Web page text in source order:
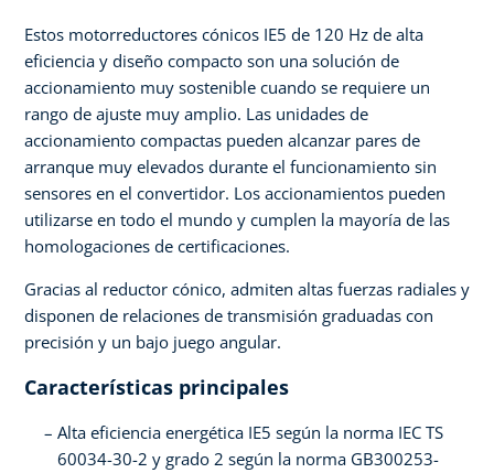
Estos motorreductores cónicos IE5 de 120 Hz de alta
eficiencia y diseño compacto son una solución de
accionamiento muy sostenible cuando se requiere un
rango de ajuste muy amplio. Las unidades de
accionamiento compactas pueden alcanzar pares de
arranque muy elevados durante el funcionamiento sin
sensores en el convertidor. Los accionamientos pueden
utilizarse en todo el mundo y cumplen la mayoría de las
homologaciones de certificaciones.
Gracias al reductor cónico, admiten altas fuerzas radiales y
disponen de relaciones de transmisión graduadas con
precisión y un bajo juego angular.
Características principales
Alta eficiencia energética IE5 según la norma IEC TS
60034-30-2 y grado 2 según la norma GB300253-